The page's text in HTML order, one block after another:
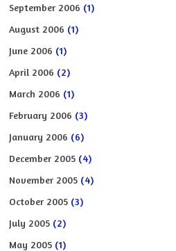
September 2006 (1)
August 2006 (1)
June 2006 (1)
April 2006 (2)
March 2006 (1)
February 2006 (3)
January 2006 (6)
December 2005 (4)
November 2005 (4)
October 2005 (3)
July 2005 (2)
May 2005 (1)